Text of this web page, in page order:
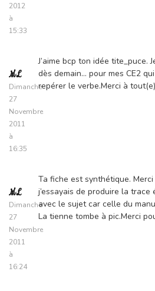
2012
à
15:33
ML
Dimanche
27
Novembre
2011
à
16:35
J’aime bcp ton idée tite_puce.
dès demain… pour mes CE2
repérer le verbe.Merci à
ML
Dimanche
27
Novembre
2011
à
16:24
Ta fiche est synthétique.
j’essayais de produire la trace
avec le sujet car celle du
La tienne tombe à pic.Merci